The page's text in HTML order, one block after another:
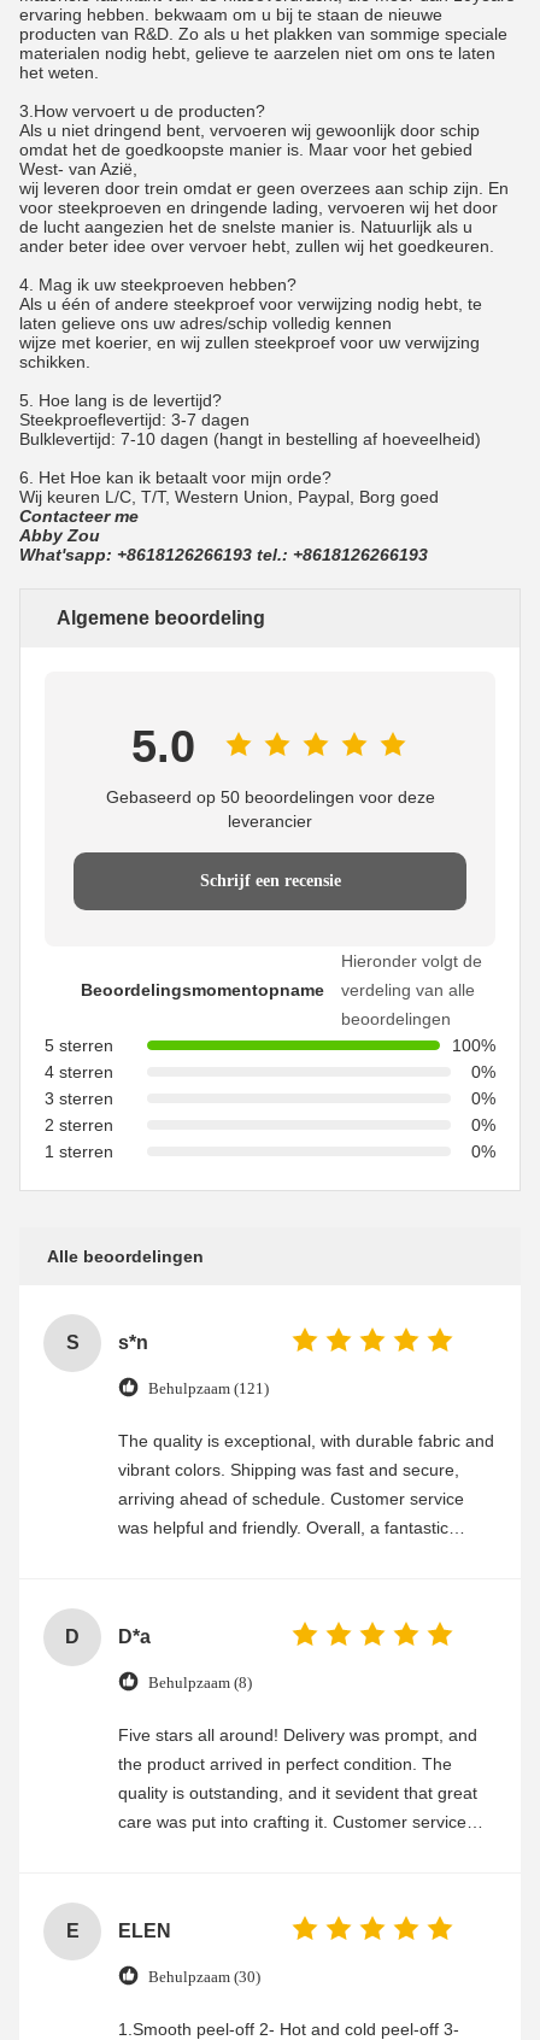
ervaring hebben. bekwaam om u bij te staan de nieuwe
producten van R&D. Zo als u het plakken van sommige speciale
materialen nodig hebt, gelieve te aarzelen niet om ons te laten
het weten.
3.How vervoert u de producten?
Als u niet dringend bent, vervoeren wij gewoonlijk door schip
omdat het de goedkoopste manier is. Maar voor het gebied
West- van Azië,
wij leveren door trein omdat er geen overzees aan schip zijn. En
voor steekproeven en dringende lading, vervoeren wij het door
de lucht aangezien het de snelste manier is. Natuurlijk als u
ander beter idee over vervoer hebt, zullen wij het goedkeuren.
4. Mag ik uw steekproeven hebben?
Als u één of andere steekproef voor verwijzing nodig hebt, te
laten gelieve ons uw adres/schip volledig kennen
wijze met koerier, en wij zullen steekproef voor uw verwijzing
schikken.
5. Hoe lang is de levertijd?
Steekproeflevertijd: 3-7 dagen
Bulklevertijd: 7-10 dagen (hangt in bestelling af hoeveelheid)
6. Het Hoe kan ik betaalt voor mijn orde?
Wij keuren L/C, T/T, Western Union, Paypal, Borg goed
Contacteer me
Abby Zou
What'sapp: +8618126266193 tel.: +8618126266193
Algemene beoordeling
5.0
Gebaseerd op 50 beoordelingen voor deze
leverancier
Schrijf een recensie
Beoordelingsmomentopname
Hieronder volgt de
verdeling van alle
beoordelingen
5 sterren
100%
4 sterren
0%
3 sterren
0%
2 sterren
0%
1 sterren
0%
Alle beoordelingen
S s*n
Behulpzaam (121)
The quality is exceptional, with durable fabric and
vibrant colors. Shipping was fast and secure,
arriving ahead of schedule. Customer service
was helpful and friendly. Overall, a fantastic
D D*a
Behulpzaam (8)
Five stars all around! Delivery was prompt, and
the product arrived in perfect condition. The
quality is outstanding, and it sevident that great
care was put into crafting it. Customer service
E ELEN
Behulpzaam (30)
1.Smooth peel-off 2- Hot and cold peel-off 3-